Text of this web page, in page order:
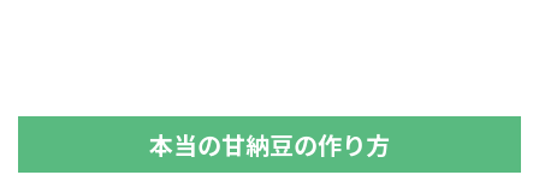
本当の甘納豆の作り方